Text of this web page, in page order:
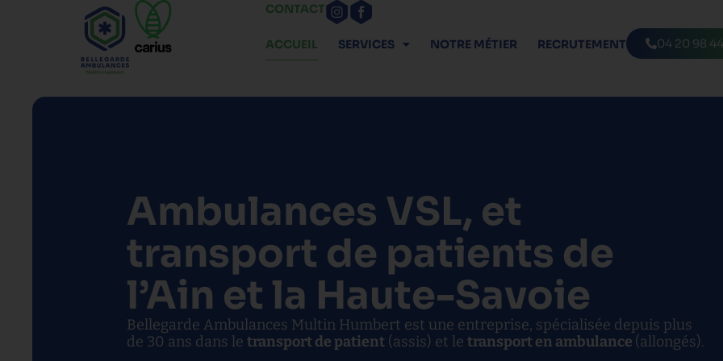
CONTACT
ACCUEIL SERVICES NOTRE MÉTIER RECRUTEMENT 04 20 98 44
Ambulances VSL, et
transport de patients de
l’Ain et la Haute-Savoie
Bellegarde Ambulances Multin Humbert est une entreprise, spécialisée depuis plus
de 30 ans dans le transport de patient (assis) et le transport en ambulance (allongés).